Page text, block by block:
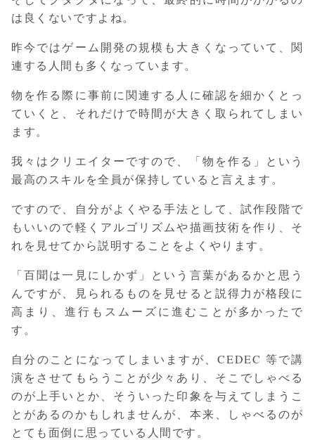
は良くないですよね。
昨今ではゲーム開発の規模も大きくなっていて、関
連する人間も多くなっています。
物を作る際に事前に関連する人に確認を細かくとっ
ていくと、それだけで時間が大きく取られてしまい
ます。
我々はクリエイターですので、「物を作る」という
最高のスキルを全員が保持していると言えます。
ですので、自分がよくやる手法として、試作段階で
もいいので軽くアルゴリズムや描画技術を作り、そ
れを見せてから説明することをよくやります。
「百聞は一見にしかず」という言葉があるかと思う
んですが、見られるものを見せると説得力が格段に
高まり、進行もスムーズに進むことが多かったで
す。
自分のことになってしまいますが、CEDEC 等で講
演をさせてもらうことが少々あり、そこでしゃべる
のが上手いとか、そういった印象を与えてしまうこ
とがあるのかもしれませんが、本来、しゃべるのが
とても面倒に思っている人間です。